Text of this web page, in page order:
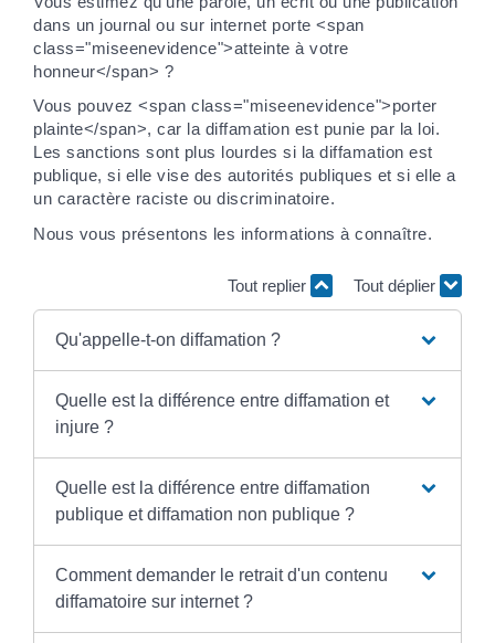
dans un journal ou sur internet porte <span
class="miseenevidence">atteinte à votre
honneur</span> ?
Vous pouvez <span class="miseenevidence">porter
plainte</span>, car la diffamation est punie par la loi.
Les sanctions sont plus lourdes si la diffamation est
publique, si elle vise des autorités publiques et si elle a
un caractère raciste ou discriminatoire.
Nous vous présentons les informations à connaître.
Tout replier Tout déplier
Qu'appelle-t-on diffamation ?
Quelle est la différence entre diffamation et
injure ?
Quelle est la différence entre diffamation
publique et diffamation non publique ?
Comment demander le retrait d'un contenu
diffamatoire sur internet ?